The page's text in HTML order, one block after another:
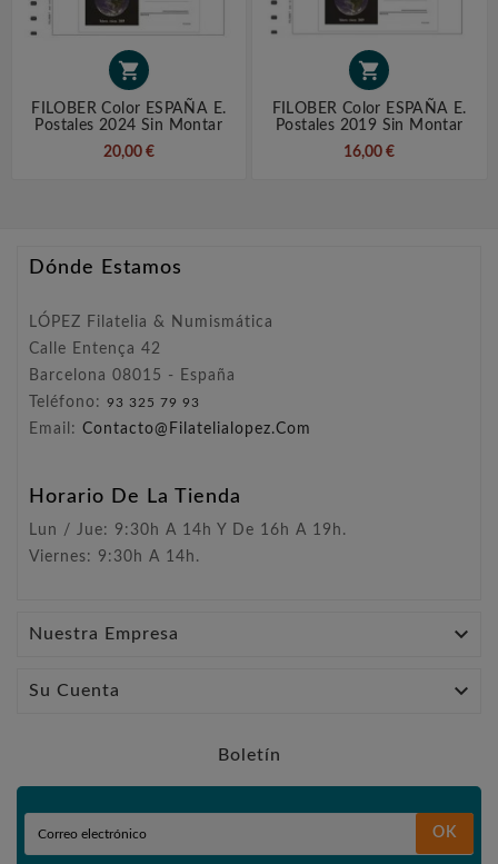

FILOBER Color ESPAÑA E.
Postales 2024 Sin Montar
20,00 €

FILOBER Color ESPAÑA E.
Postales 2019 Sin Montar
16,00 €
Dónde Estamos
LÓPEZ Filatelia & Numismática
Calle Entença 42
Barcelona 08015 - España
Teléfono: 93 325 79 93
Email: Contacto@filatelialopez.com
Horario De La Tienda
Lun / Jue: 9:30h A 14h Y De 16h A 19h.
Viernes: 9:30h A 14h.
Nuestra Empresa 
Su Cuenta 
Boletín
OK